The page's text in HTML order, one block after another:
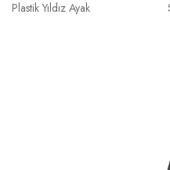
Plastik Yıldız Ayak